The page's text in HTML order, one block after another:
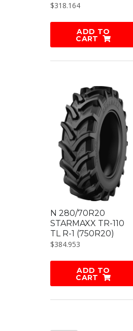
$318.164
ADD TO
CART
N 280/70R20
STARMAXX TR-110
TL R-1 (750R20)
$384.953
ADD TO
CART